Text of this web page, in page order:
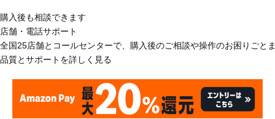
購入後も相談できます
店舗・電話サポート
全国25店舗とコールセンターで、購入後のご相談や操作のお困りごと
品質とサポートを詳しく見る